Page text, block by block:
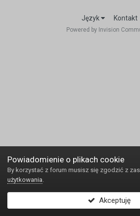
Język Kontakt
Powered by Invision
Powiadomienie o plikach cookie
By korzystać z forum musisz się zgodzić z
użytkowania.
Akceptuję